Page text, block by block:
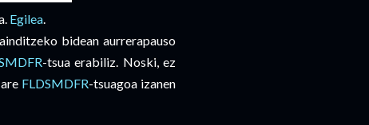
Egilea.
bidean aurrerapauso
-tsua erabiliz. Noski, ez
FLDSMDFR-tsuagoa izanen